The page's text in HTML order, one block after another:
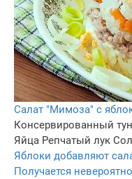
Салат "Мимоза" с
Консервированный
Яйца Репчатый лук
Яблоки добавляют
Получается